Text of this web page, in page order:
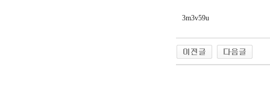
3m3v59u